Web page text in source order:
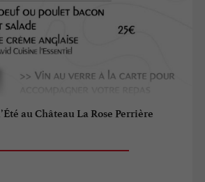
au Château La Rose Perrière